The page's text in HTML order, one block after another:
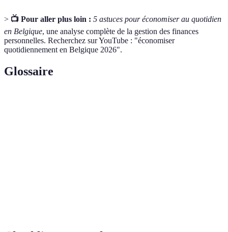
> 📺 Pour aller plus loin : 5 astuces pour économiser au quotidien
en Belgique, une analyse complète de la gestion des finances
personnelles. Recherchez sur YouTube : "économiser
quotidiennement en Belgique 2026".
Glossaire